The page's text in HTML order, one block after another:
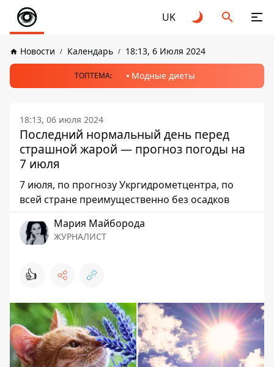
UK
Новости Календарь 18:13, 6 Июля 2024
ТОПТЕМА: Модные диеты
18:13, 06 июля 2024
Последний нормальный день перед
страшной жарой — прогноз погоды на
7 июля
7 июля, по прогнозу Укргидрометцентра, по
всей стране преимущественно без осадков
Мария Майборода
ЖУРНАЛИСТ
👍